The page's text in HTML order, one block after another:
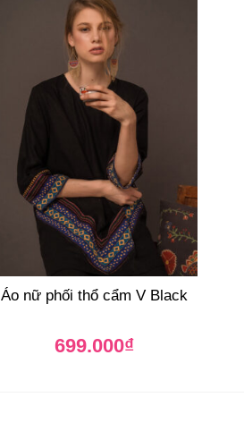
Áo nữ phối thổ cẩm V Black
699.000₫